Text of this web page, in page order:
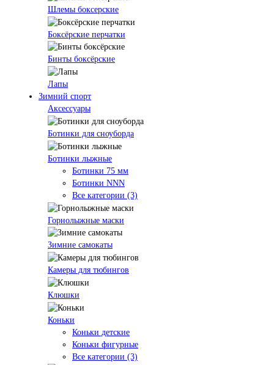
Шлемы боксерские
Боксёрские перчатки
Бинты боксёрские
Лапы
Зимний спорт
Аксессуары
Ботинки для сноуборда
Ботинки лыжные
Ботинки 75 мм
Ботинки NNN
Все категории (3)
Горнолыжные маски
Зимние самокаты
Камеры для тюбингов
Клюшки
Коньки
Коньки детские
Коньки фигурные
Все категории (3)